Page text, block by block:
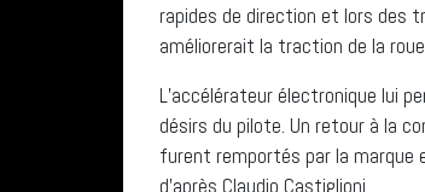
rapides de direction et lors des
améliorerait la traction de la
L’accélérateur électronique lui
désirs du pilote. Un retour à la
furent remportés par la marque
d’après Claudio Castiglioni.